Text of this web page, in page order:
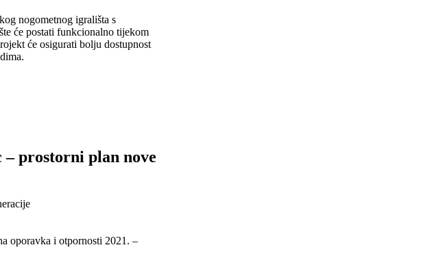
nogometnog igrališta s
će postati funkcionalno tijekom
će osigurati bolju dostupnost
prostorni plan nove
oporavka i otpornosti 2021. –